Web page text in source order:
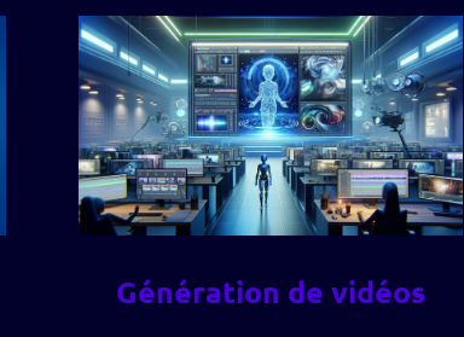
Génération de vidéos